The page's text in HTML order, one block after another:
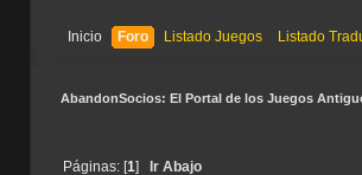
Inicio Foro Listado Juegos Listado
AbandonSocios: El Portal de los Juegos
Páginas: [1] Ir Abajo